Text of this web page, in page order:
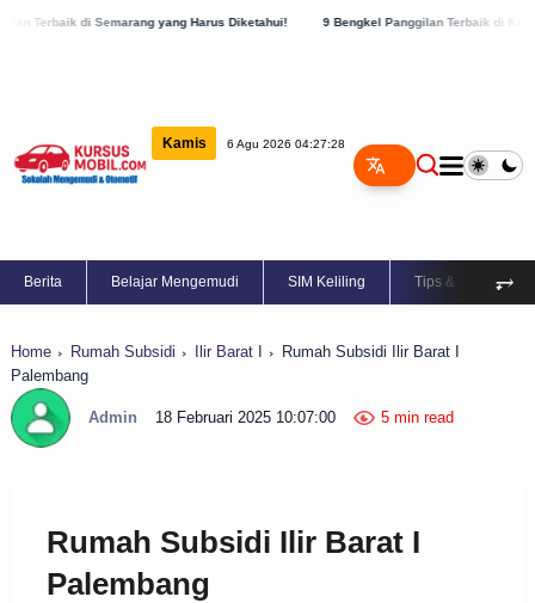
yang Harus Diketahui! 9 Bengkel Panggilan Terbaik di Kabupaten Semarang,
Kamis 6 Agu 2026 04:27:28
Berita Belajar Mengemudi SIM Keliling Tips & Trik ⥅
Home Rumah Subsidi Ilir Barat I
Rumah Subsidi Ilir Barat I
Palembang
Admin 18 Februari 2025 10:07:00 5 min read
Rumah Subsidi Ilir Barat I
Palembang